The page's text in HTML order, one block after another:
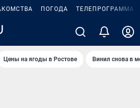
ПОГОДА ТЕЛЕПРОГРАММА
Цены на ягоды в Ростове Винил снова в